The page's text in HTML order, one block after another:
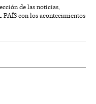
de las noticias,
PAÍS con los acontecimientos